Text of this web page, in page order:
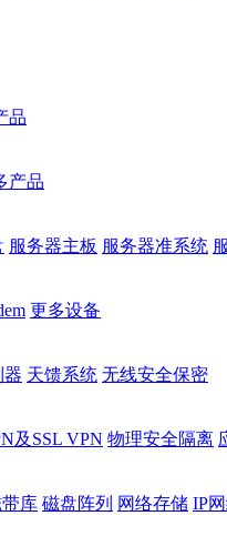
品
产品
服务器主板 服务器准系统
更多设备
器 天馈系统 无线安全保密
及SSL VPN 物理安全隔离
库 磁盘阵列 网络存储 IP